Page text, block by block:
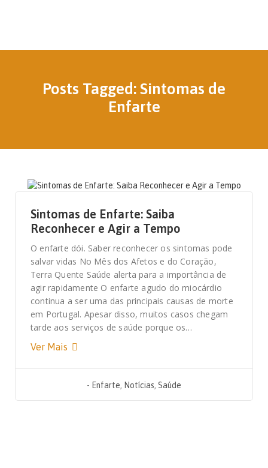
Posts Tagged: Sintomas de
Enfarte
Sintomas de Enfarte: Saiba
Reconhecer e Agir a Tempo
O enfarte dói. Saber reconhecer os sintomas pode
salvar vidas No Mês dos Afetos e do Coração,
Terra Quente Saúde alerta para a importância de
agir rapidamente O enfarte agudo do miocárdio
continua a ser uma das principais causas de morte
em Portugal. Apesar disso, muitos casos chegam
tarde aos serviços de saúde porque os…
Ver Mais
- Enfarte, Notícias, Saúde